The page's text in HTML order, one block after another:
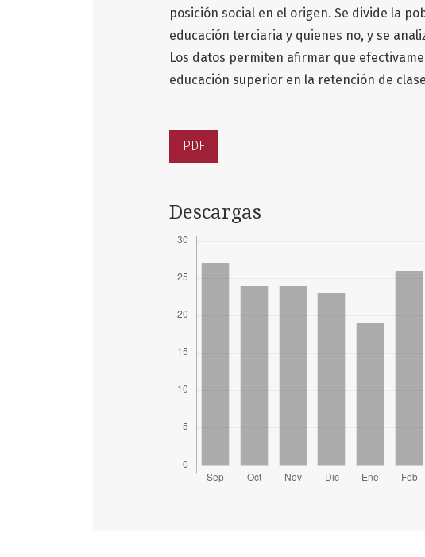
posición social en el origen. Se divide la
educación terciaria y quienes no, y se
Los datos permiten afirmar que
educación superior en la retención de
PDF
Descargas